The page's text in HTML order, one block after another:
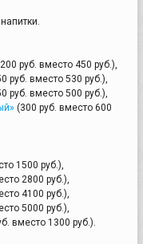
руб. вместо 450 руб.),
руб. вместо 530 руб.),
руб. вместо 500 руб.),
(300 руб. вместо 600
1500 руб.),
2800 руб.),
4100 руб.),
5000 руб.),
вместо 1300 руб.).